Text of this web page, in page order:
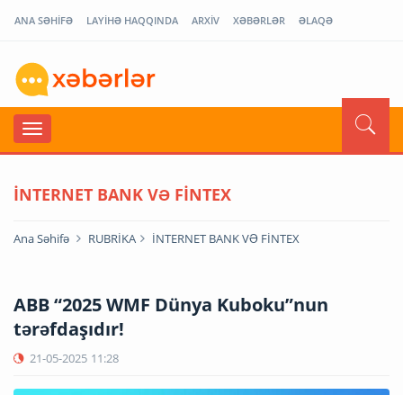
ANA SƏHİFƏ LAYİHƏ HAQQINDA ARXİV XƏBƏRLƏR ƏLAQƏ
İNTERNET BANK VƏ FİNTEX
Ana Səhifə RUBRİKA İNTERNET BANK VƏ FİNTEX
ABB “2025 WMF Dünya Kuboku”nun
tərəfdaşıdır!
21-05-2025 11:28